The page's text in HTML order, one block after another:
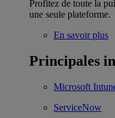
Profitez de toute la
une seule plateforme.
En savoir plus
Principales
Microsoft
ServiceNow